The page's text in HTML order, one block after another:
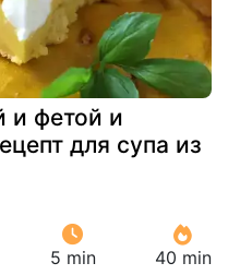
и фетой и
для супа из
5 min 40 min